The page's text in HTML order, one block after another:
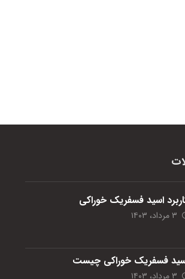
اسید فسفریک خوراکی
۳ مرداد، ۱۴۰۳
فسفریک خوراکی چیست
۳ مرداد، ۱۴۰۳